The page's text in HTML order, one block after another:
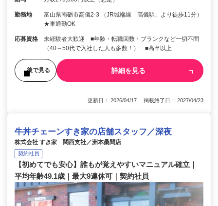
勤務地
富山県南砺市高儀2-3 （JR城端線「高儀駅」より徒歩11分）
★車通勤OK
応募資格
未経験者大歓迎 ■年齢・転職回数・ブランクなど一切不問
（40～50代で入社した人も多数！） ■高卒以上
後で見る 詳細を見る
更新日： 2026/04/17 掲載終了日： 2027/04/23
牛丼チェーンすき家の店舗スタッフ／深夜
株式会社 すき家 関西支社／洲本桑間店
契約社員
【初めてでも安心】誰もが覚えやすいマニュアル確立｜
平均年齢49.1歳｜最大9連休可｜契約社員